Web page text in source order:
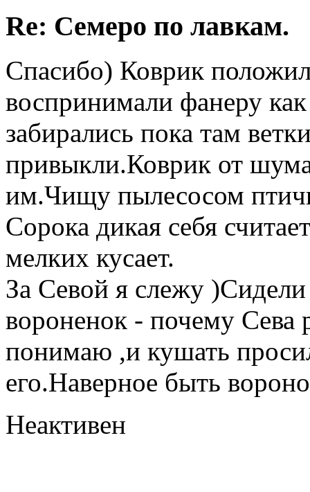
Re: Семеро по лавкам.
Спасибо) Коврик
воспринимали фанеру
забирались пока там
привыкли.Коврик от
им.Чищу пылесосом
Сорока дикая себя
мелких кусает.
За Севой я слежу )Сидели
вороненок - почему Сева
понимаю ,и кушать
его.Наверное быть
Неактивен